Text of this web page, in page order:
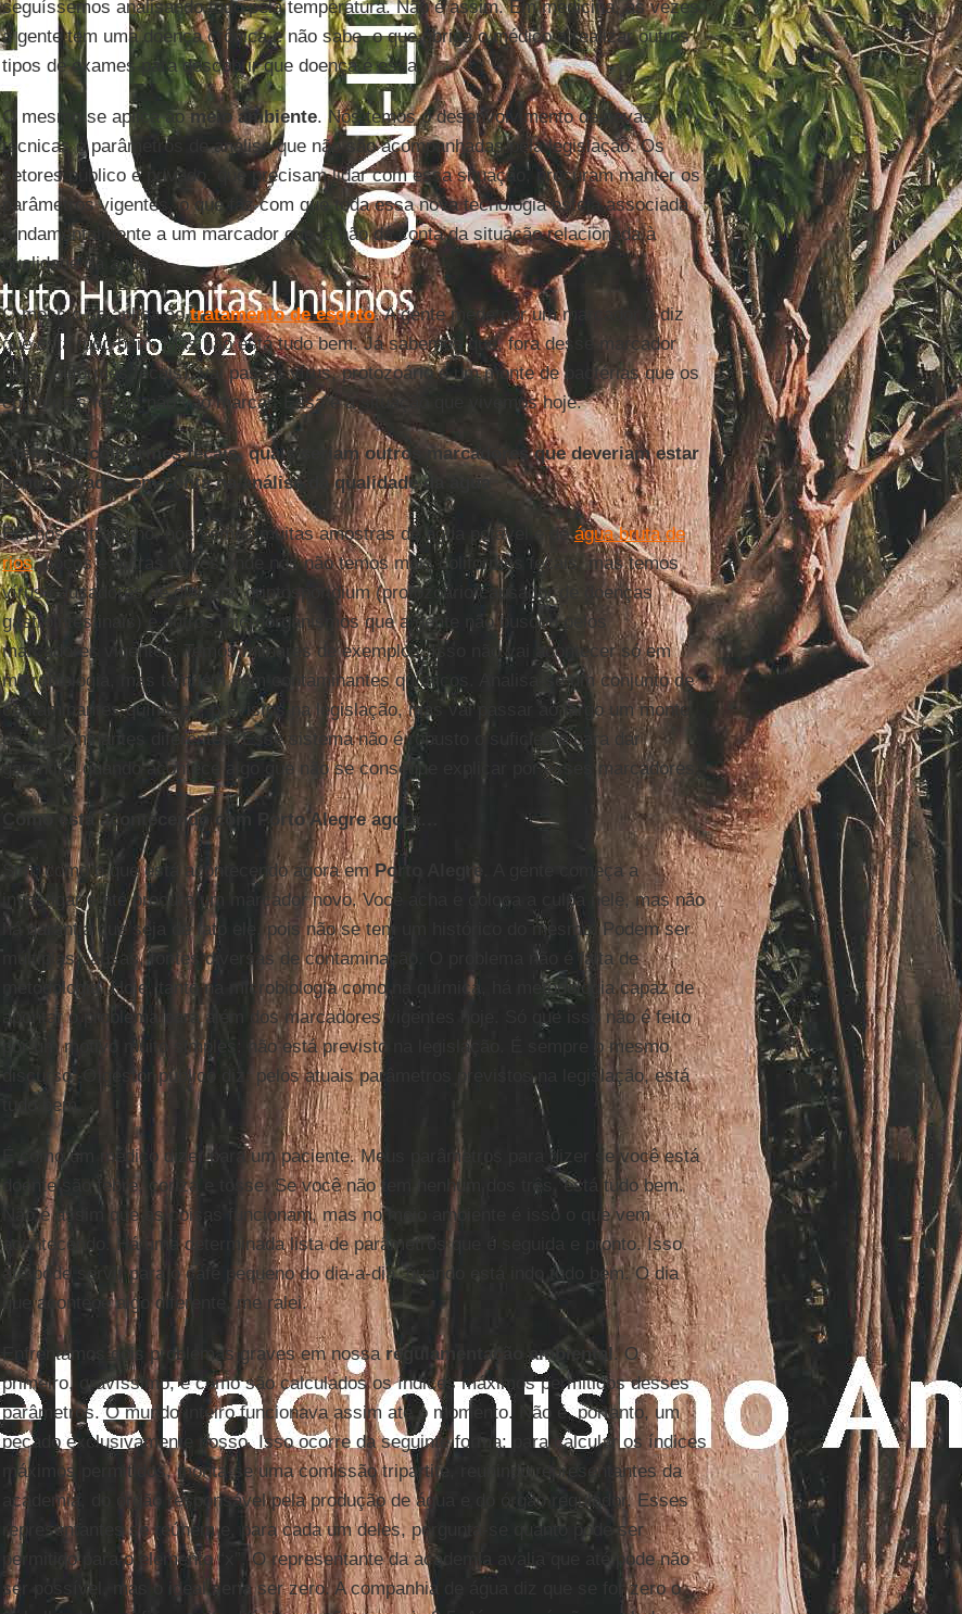
seguíssemos analisando tudo pela temperatura. Não é assim. Em medicina, às vezes,
a gente tem uma doença crônica e não sabe, o que obriga o médico a realizar outros
tipos de exames para descobrir que doença é essa.
O mesmo se aplica aomeio ambiente. Nós temos o desenvolvimento de novas
técnicas e parâmetros de análise que não são acompanhadas pela legislação. Os
setores público e privado, que precisam lidar com essa situação, procuram manter os
parâmetros vigentes, o que faz com que toda essa nova tecnologia esteja associada
fundamentalmente a um marcador que já não dá conta da situação relacionada à
qualidade da água.
O mesmo se aplica aotratamento de esgoto. A gente mede por um marcador e diz
que está tudo bem. Mas não está tudo bem. Já sabemos que, fora desse marcador
(dos coliformes fecais), vai passar vírus, protozoário e um monte de bactérias que os
coliformes fecais não vão marcar. Essa é a situação que vivemos hoje.
Além dos coliformes fecais, quais seriam outros marcadores que deveriam estar
sendo levados em conta na análise da qualidade da água
Em nosso trabalho, nós vemos muitas amostras de água potável e deágua bruta de
rios, poços e outras fontes onde nós não temos mais coliformes fecais, mas temos
vírus causadores de diarreia, criptosporidium (protozoário causador de doenças
gastrointestinais) e outros microorganismos que a gente não buscou pelos
marcadores vigentes. Temos milhares de exemplos. Isso não vai acontecer só em
microbiologia, mas também com contaminantes químicos. Analisa-se um conjunto de
contaminantes químicos, previstos na legislação, mas vai passar ao largo um monte
de contaminantes diferentes. Esse sistema não é robusto o suficiente para dar
garantias quando acontece algo que não se consegue explicar por esses marcadores.
Como está acontecendo com Porto Alegre agora…
Sim, como o que está acontecendo agora emPorto Alegre
. A gente começa a
investigar e até procura um marcador novo. Você acha e coloca a culpa nele, mas não
há garantia que seja de fato ele, pois não se tem um histórico do mesmo. Podem ser
múltiplas causas, fontes diversas de contaminação. O problema não é falta de
metodologia. Hoje, tanto na microbiologia como na química, há metodologia capaz de
apontar o problema para além dos marcadores vigentes hoje. Só que isso não é feito
por um motivo muito simples: não está previsto na legislação. É sempre o mesmo
discurso. O gestor público diz: pelos atuais parâmetros previstos na legislação, está
tudo bem.
É como um médico dizer para um paciente. Meus parâmetros para dizer se você está
doente são febre, coriza e tosse. Se você não tem nenhum dos três, está tudo bem.
Não é assim que as coisas funcionam, mas no meio ambiente é isso o que vem
acontecendo. Há uma determinada lista de parâmetros que é seguida e pronto. Isso
até pode servir para o café pequeno do dia-a-dia, quando está indo tudo bem. O dia
que acontece algo diferente, me ralei.
Enfrentamos dois problemas graves em nossaregulamentação ambiental. O
primeiro, gravíssimo, é como são calculados os índices máximos permitidos desses
parâmetros. O mundo inteiro funcionava assim até o momento. Não é, portanto, um
pecado exclusivamente nosso. Isso ocorre da seguinte forma: para calcular os índices
máximos permitidos, monta-se uma comissão tripartite, reunindo representantes da
academia, do órgão responsável pela produção de água e do órgão regulador. Esses
representantes se reúnem e, para cada um deles, pergunta-se quanto pode ser
permitido para o elemento “x”. O representante da academia avalia que até pode não
ser possível, mas o ideal seria ser zero. A companhia de água diz que se for zero o